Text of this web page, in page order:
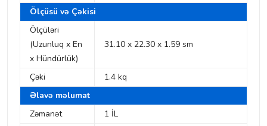
Ölçüsü və Çəkisi
Ölçüləri
(Uzunluq x En
x Hündürlük)
31.10 x 22.30 x 1.59 sm
Çəki
1.4 kq
Əlavə məlumat
Zəmanət
1 İL